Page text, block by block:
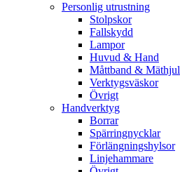
Personlig utrustning
Stolpskor
Fallskydd
Lampor
Huvud & Hand
Måttband & Mäthjul
Verktygsväskor
Övrigt
Handverktyg
Borrar
Spärringnycklar
Förlängningshylsor
Linjehammare